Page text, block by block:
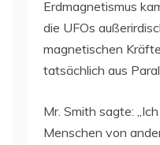
Erdmagnetismus
die UFOs
magnetischen
tatsächlich aus
Mr. Smith sagte:
Menschen von